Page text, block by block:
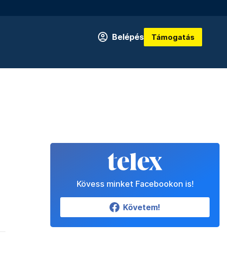
Belépés Támogatás
Kövess minket Facebookon is!
Követem!